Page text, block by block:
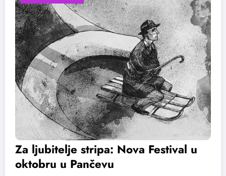
Za ljubitelje stripa: Nova Festival u
oktobru u Pančevu